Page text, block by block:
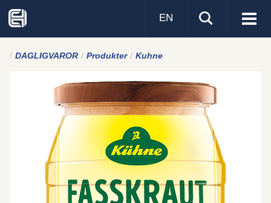
Visa
EN
DAGLIGVAROR Produkter Kuhne